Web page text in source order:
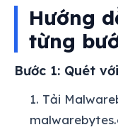
Hướng
từng
Bước 1: Quét
Tải